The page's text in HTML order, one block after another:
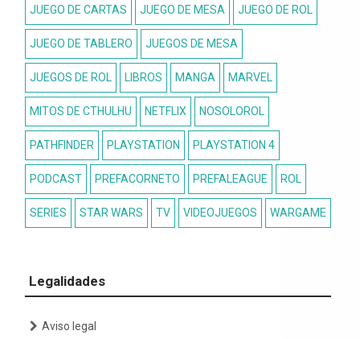
JUEGO DE CARTAS JUEGO DE MESA JUEGO DE ROL
JUEGO DE TABLERO JUEGOS DE MESA
JUEGOS DE ROL LIBROS MANGA MARVEL
MITOS DE CTHULHU NETFLIX NOSOLOROL
PATHFINDER PLAYSTATION PLAYSTATION 4
PODCAST PREFACORNETO PREFALEAGUE ROL
SERIES STAR WARS TV VIDEOJUEGOS WARGAME
Legalidades
Aviso legal